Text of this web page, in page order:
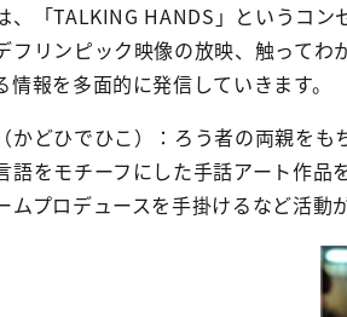
、「TALKING HANDS」というコ
フリンピック映像の放映、触って
情報を多面的に発信していきます。
かどひでひこ）：ろう者の両親を
語をモチーフにした手話アート作
ムプロデュースを手掛けるなど活動